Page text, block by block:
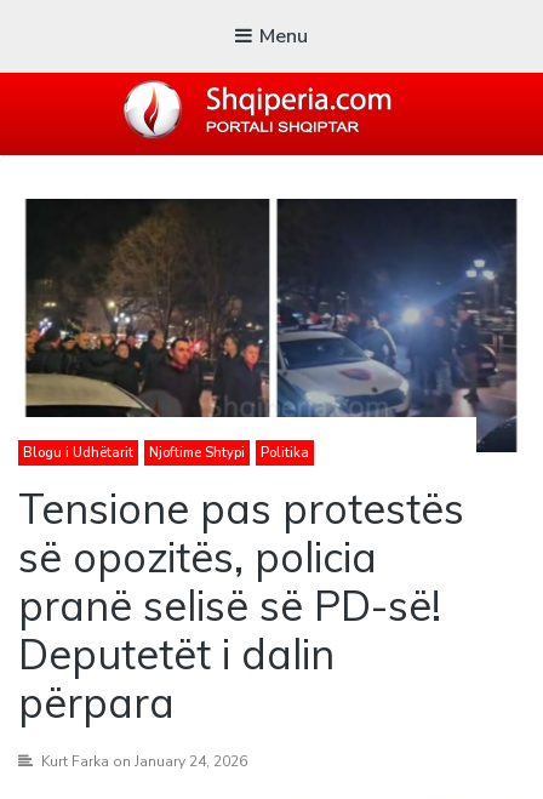
Menu
Blogu i ShqiperiaCom
Blogu i Udhëtarit Njoftime Shtypi Politika
Tensione pas protestës
së opozitës, policia
pranë selisë së PD-së!
Deputetët i dalin
përpara
Kurt Farka on January 24, 2026